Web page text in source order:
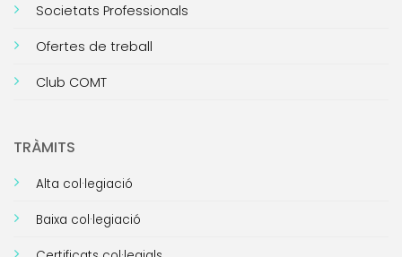
Societats Professionals
Ofertes de treball
Club COMT
TRÀMITS
Alta col·legiació
Baixa col·legiació